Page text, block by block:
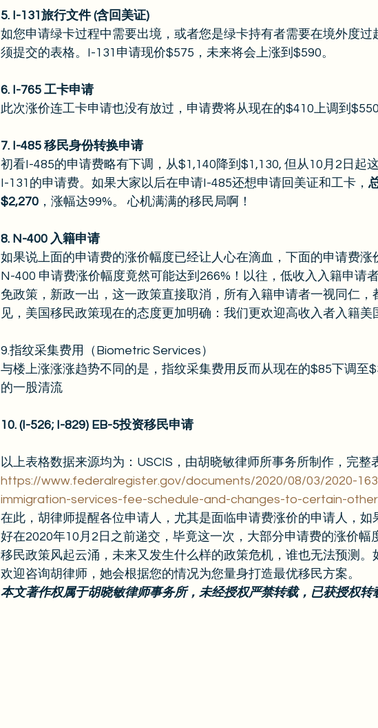
5. I-131旅行文件 (含回美证)
如您申请绿卡过程中需要出境，或者您是绿卡持有者需要在境外度
须提交的表格。I-131申请现价$575，未来将会上涨到$590。
6. I-765 工卡申请
此次涨价连工卡申请也没有放过，申请费将从现在的$410上调到$550
7. I-485 移民身份转换申请
初看I-485的申请费略有下调，从$1,140降到$1,130, 但从10月2日起
I-131的申请费。如果大家以后在申请I-485还想申请回美证和工卡，
$2,270 ，涨幅达99%。 心机满满的移民局啊！
8. N-400 入籍申请
如果说上面的申请费的涨价幅度已经让人心在滴血，下面的申请费涨
N-400 申请费涨价幅度竟然可能达到266%！以往，低收入入籍申请
免政策，新政一出，这一政策直接取消，所有入籍申请者一视同仁
见，美国移民政策现在的态度更加明确：我们更欢迎高收入者入籍美
9.指纹采集费用（Biometric Services）
与楼上涨涨涨趋势不同的是，指纹采集费用反而从现在的$85下调至
的一股清流
10. (I-526; I-829) EB-5投资移民申请
以上表格数据来源均为：USCIS，由胡晓敏律师所事务所制作，完整
https://www.federalregister.gov/documents/2020/08/03/2020-
immigration-services-fee-schedule-and-changes-to-certain-
在此，胡律师提醒各位申请人，尤其是面临申请费涨价的申请人，如
好在2020年10月2日之前递交，毕竟这一次，大部分申请费的涨价幅
移民政策风起云涌，未来又发生什么样的政策危机，谁也无法预测。
欢迎咨询胡律师，她会根据您的情况为您量身打造最优移民方案。
本文著作权属于胡晓敏律师事务所，未经授权严禁转载，已获授权转